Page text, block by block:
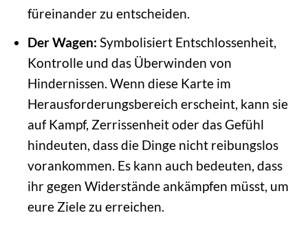
füreinander zu entscheiden.
Der Wagen: Symbolisiert Entschlossenheit,
Kontrolle und das Überwinden von
Hindernissen. Wenn diese Karte im
Herausforderungsbereich erscheint, kann sie
auf Kampf, Zerrissenheit oder das Gefühl
hindeuten, dass die Dinge nicht reibungslos
vorankommen. Es kann auch bedeuten, dass
ihr gegen Widerstände ankämpfen müsst, um
eure Ziele zu erreichen.